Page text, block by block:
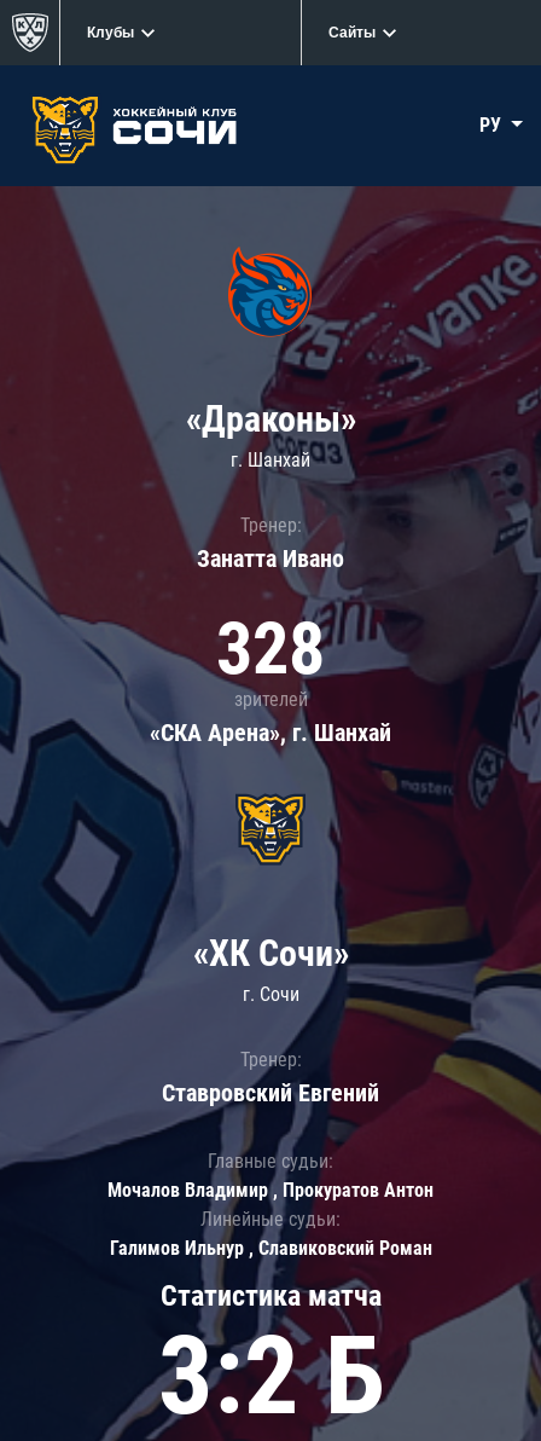
Клубы Сайты
РУ
«Драконы»
г. Шанхай
Тренер:
Занатта Иванo
328
зрителей
«СКА Арена», г. Шанхай
Статистика матча
3:2 Б
«ХК Сочи»
г. Сочи
Тренер:
Ставровский Евгений
Главные судьи:
Мочалов Владимир , Прокуратов Антон
Линейные судьи:
Галимов Ильнур , Славиковский Роман